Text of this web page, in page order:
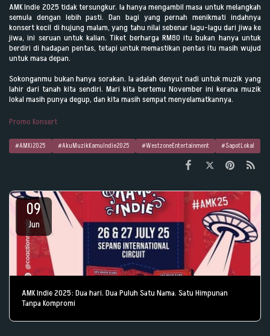
AMK Indie 2025 tidak tersungkur. Ia hanya mengambil masa untuk melangkah
semula dengan lebih pasti. Dan bagi yang pernah menikmati indahnya
konsert kecil di hujung malam, yang tahu nilai sebenar lagu-lagu dari jiwa ke
jiwa, ini seruan untuk kalian. Tiket berharga RM80 itu bukan hanya untuk
berdiri di hadapan pentas, tetapi untuk memastikan pentas itu masih wujud
untuk masa depan.
Sokonganmu bukan hanya sorakan. Ia adalah denyut nadi untuk muzik yang
lahir dari tanah kita sendiri. Mari kita bertemu November ini kerana muzik
lokal masih punya degup, dan kita masih sempat menyelamatkannya.
Promo Konsert
#AMKi2025 #AkuMuzikKamuIndie2025 #WestzoneEntertainment #SapotLokal
09
Jun
AMK Indie 2025: Dua hari. Dua Puluh Satu Nama. Satu Himpunan
Tanpa Kompromi